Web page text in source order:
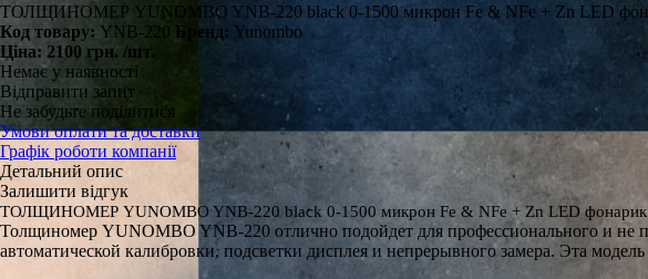
ТОЛЩИНОМЕР YUNOMBO YNB-220 black 0-1500 микрон Fe & NFe + Zn LED
Код товару: YNB-220 Бренд: Yunombo
Ціна: 2100 грн. /шт.
Немає у наявності
Відправити запит
Не забудьте поділитися
Умови оплати та доставки
Графік роботи компанії
Детальний опис
Залишити відгук
ТОЛЩИНОМЕР YUNOMBO YNB-220 black 0-1500 микрон Fe & NFe + Zn LED фонарик
Толщиномер YUNOMBO YNB-220 отлично подойдет для профессионального и не
автоматической калибровки, подсветки дисплея и непрерывного замера. Эта модель